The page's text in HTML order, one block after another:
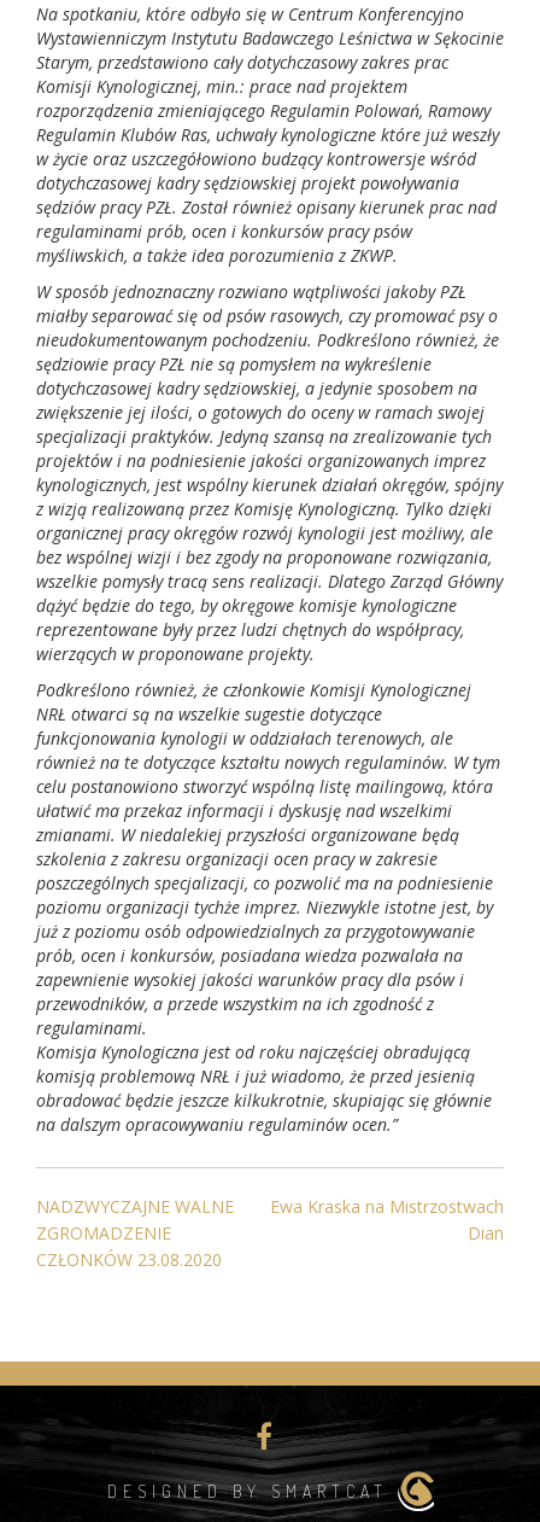
Na spotkaniu, które odbyło się w Centrum Konferencyjno
Wystawienniczym Instytutu Badawczego Leśnictwa w Sękocinie
Starym, przedstawiono cały dotychczasowy zakres prac
Komisji Kynologicznej, min.: prace nad projektem
rozporządzenia zmieniającego Regulamin Polowań, Ramowy
Regulamin Klubów Ras, uchwały kynologiczne które już weszły
w życie oraz uszczegółowiono budzący kontrowersje wśród
dotychczasowej kadry sędziowskiej projekt powoływania
sędziów pracy PZŁ. Został również opisany kierunek prac nad
regulaminami prób, ocen i konkursów pracy psów
myśliwskich, a także idea porozumienia z ZKWP.
W sposób jednoznaczny rozwiano wątpliwości jakoby PZŁ
miałby separować się od psów rasowych, czy promować psy o
nieudokumentowanym pochodzeniu. Podkreślono również, że
sędziowie pracy PZŁ nie są pomysłem na wykreślenie
dotychczasowej kadry sędziowskiej, a jedynie sposobem na
zwiększenie jej ilości, o gotowych do oceny w ramach swojej
specjalizacji praktyków. Jedyną szansą na zrealizowanie tych
projektów i na podniesienie jakości organizowanych imprez
kynologicznych, jest wspólny kierunek działań okręgów, spójny
z wizją realizowaną przez Komisję Kynologiczną. Tylko dzięki
organicznej pracy okręgów rozwój kynologii jest możliwy, ale
bez wspólnej wizji i bez zgody na proponowane rozwiązania,
wszelkie pomysły tracą sens realizacji. Dlatego Zarząd Główny
dążyć będzie do tego, by okręgowe komisje kynologiczne
reprezentowane były przez ludzi chętnych do współpracy,
wierzących w proponowane projekty.
Podkreślono również, że członkowie Komisji Kynologicznej
NRŁ otwarci są na wszelkie sugestie dotyczące
funkcjonowania kynologii w oddziałach terenowych, ale
również na te dotyczące kształtu nowych regulaminów. W tym
celu postanowiono stworzyć wspólną listę mailingową, która
ułatwić ma przekaz informacji i dyskusję nad wszelkimi
zmianami. W niedalekiej przyszłości organizowane będą
szkolenia z zakresu organizacji ocen pracy w zakresie
poszczególnych specjalizacji, co pozwolić ma na podniesienie
poziomu organizacji tychże imprez. Niezwykle istotne jest, by
już z poziomu osób odpowiedzialnych za przygotowywanie
prób, ocen i konkursów, posiadana wiedza pozwalała na
zapewnienie wysokiej jakości warunków pracy dla psów i
przewodników, a przede wszystkim na ich zgodność z
regulaminami.
Komisja Kynologiczna jest od roku najczęściej obradującą
komisją problemową NRŁ i już wiadomo, że przed jesienią
obradować będzie jeszcze kilkukrotnie, skupiając się głównie
na dalszym opracowywaniu regulaminów ocen.”
WPISU
NADZWYCZAJNE WALNE
ZGROMADZENIE
CZŁONKÓW 23.08.2020
Ewa Kraska na Mistrzostwach
Dian
DESIGNED BY SMARTCAT